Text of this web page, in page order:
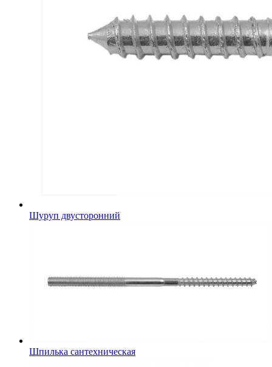
Шуруп двусторонний
Шпилька сантехническая